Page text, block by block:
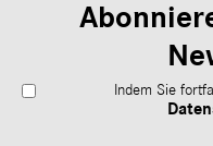
Indem Sie